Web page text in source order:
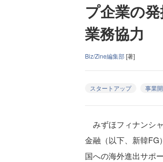
プ企業の
業務協力
Biz/Zine編集部[著]
スタートアップ 事業
みずほフィナンシ
金融（以下、新韓FG
国への海外進出サポ